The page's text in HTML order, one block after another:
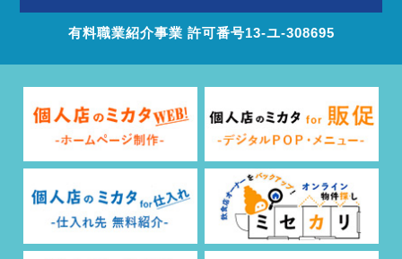
有料職業紹介事業 許可番号13‐ユ‐308695